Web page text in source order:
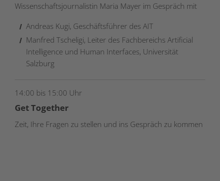
Wissenschaftsjournalistin Maria Mayer im Gespräch mit
Andreas Kugi, Geschäftsführer des AIT
Manfred Tscheligi, Leiter des Fachbereichs Artificial
Intelligence und Human Interfaces, Universität
Salzburg
14:00 bis 15:00 Uhr
Get Together
Zeit, Ihre Fragen zu stellen und ins Gespräch zu kommen